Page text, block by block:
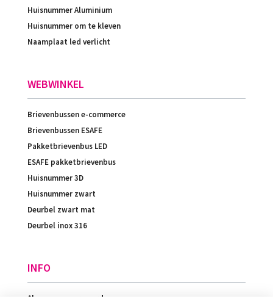
Huisnummer Aluminium
Huisnummer om te kleven
Naamplaat led verlicht
WEBWINKEL
Brievenbussen e-commerce
Brievenbussen ESAFE
Pakketbrievenbus LED
ESAFE pakketbrievenbus
Huisnummer 3D
Huisnummer zwart
Deurbel zwart mat
Deurbel inox 316
INFO
Algemene voorwaarden